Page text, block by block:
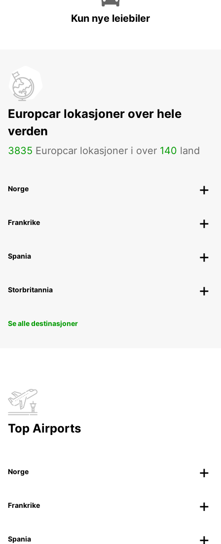
Kun nye leiebiler
Europcar lokasjoner over hele
verden
3835 Europcar lokasjoner i over 140 land
Norge
Frankrike
Spania
Storbritannia
Se alle destinasjoner
Top Airports
Norge
Frankrike
Spania